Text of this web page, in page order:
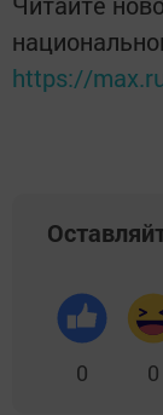
https://
0 0